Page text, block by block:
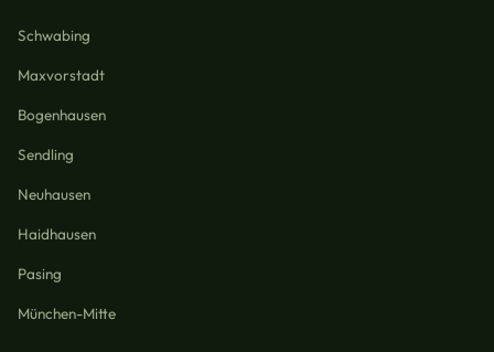
Schwabing
Maxvorstadt
Bogenhausen
Sendling
Neuhausen
Haidhausen
Pasing
München-Mitte